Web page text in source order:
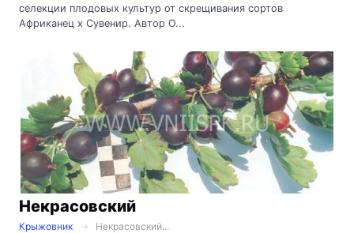
селекции плодовых культур от скрещивания сортов
Африканец х Сувенир. Автор О...
Некрасовский
Крыжовник
Некрасовский...